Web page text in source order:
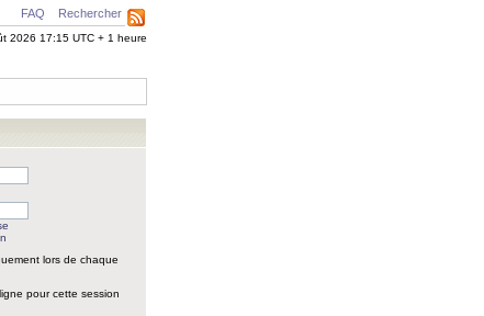
FAQ Rechercher
2026 17:15 UTC + 1 heure
lors de chaque
pour cette session